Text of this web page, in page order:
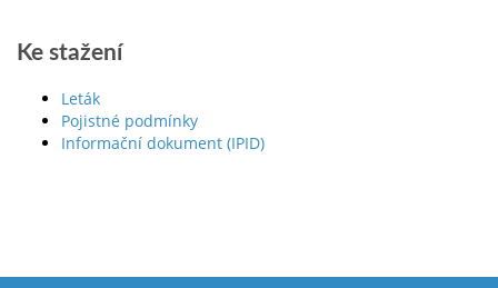
Ke stažení
Leták
Pojistné podmínky
Informační dokument (IPID)